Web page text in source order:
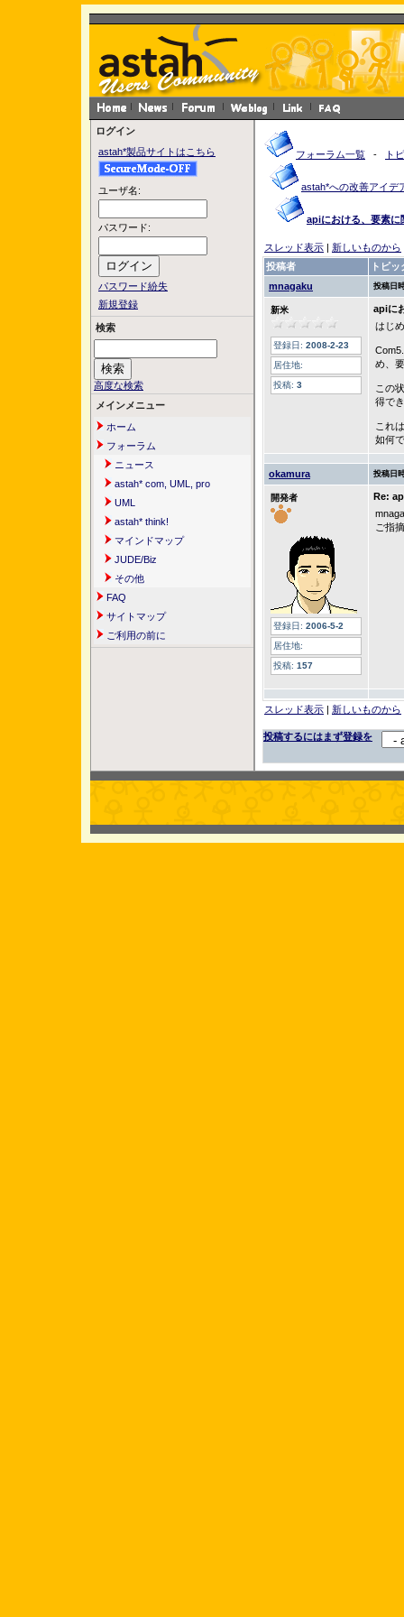
ログイン
astah*製品サイトはこちら
ユーザ名:
パスワード:
パスワード紛失
新規登録
検索
高度な検索
メインメニュー
ホーム
フォーラム
ニュース
astah* com, UML, pro
UML
astah* think!
マインドマップ
JUDE/Biz
その他
FAQ
サイトマップ
ご利用の前に
フォーラム一覧 - ト
astah*への改善アイデ
apiにおける、要素に
スレッド表示 | 新しいものから
投稿者
トピッ
mnagaku
投稿日
新米
登録日: 2008-2-23
居住地:
投稿: 3
apiに
はじ
め、
この
得で
これ
如何
okamura 投稿日
開発者
登録日: 2006-5-2
居住地:
投稿: 157
Re:
ご指
スレッド表示 | 新しいものから
投稿するにはまず登録を